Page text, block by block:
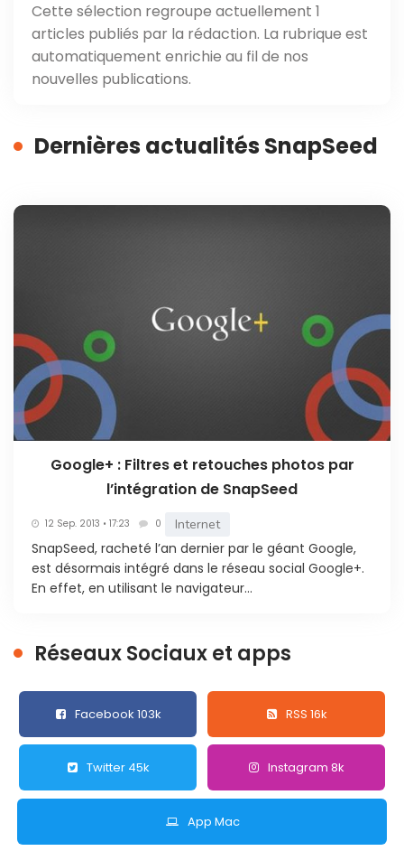
Cette sélection regroupe actuellement 1
articles publiés par la rédaction. La rubrique est
automatiquement enrichie au fil de nos
nouvelles publications.
Dernières actualités SnapSeed
Google+ : Filtres et retouches photos par
l’intégration de SnapSeed
12 Sep. 2013 • 17:23 0 Internet
SnapSeed, racheté l’an dernier par le géant Google,
est désormais intégré dans le réseau social Google+.
En effet, en utilisant le navigateur...
Réseaux Sociaux et apps
Facebook 103k RSS 16k
Twitter 45k Instagram 8k
App Mac